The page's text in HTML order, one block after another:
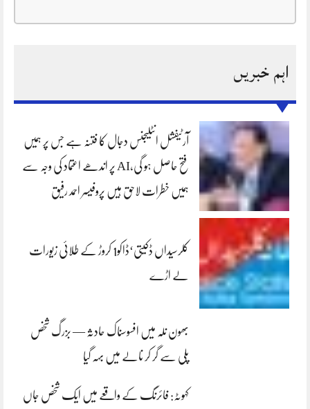
اہم خبریں
آرٹیفشل انٹلیجنس دجال کا فتنہ ہے جس پر ہمیں
فتح حاصل ہو گی،AI پر اندھے اعتماد کی وجہ سے
ہمیں خطرات لاحق ہیں پروفیسر احمد رفیق
کلرسیداں ڈکیتی‘ڈاکو1 کروڑ کے طلائی زیورات
لے اڑے
بھون نلہ میں افسوسناک حادثہ — بزرگ شخص
پلی سے گر کر نالے میں بہہ گیا
کہوٹہ: فائرنگ کے واقعے میں ایک شخص جاں